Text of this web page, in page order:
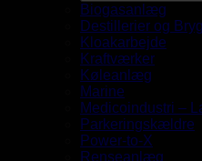
Biogasanlæg
Destillerier og
Kloakarbejde
Kraftværker
Køleanlæg
Marine
Medicoindustri –
Parkeringskældre
Power-to-X
Renseanlæg